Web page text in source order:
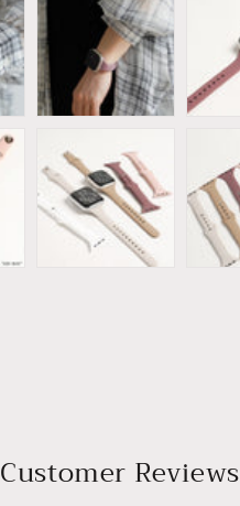
Customer Reviews